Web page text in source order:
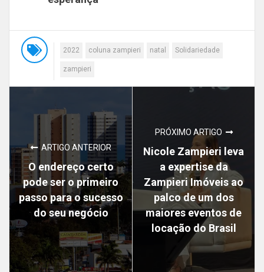
2022 coluna zampieri natal Solidariedade
zampieri
ARTIGO ANTERIOR
O endereço certo
pode ser o primeiro
passo para o sucesso
do seu negócio
PRÓXIMO ARTIGO
Nicole Zampieri leva
a expertise da
Zampieri Imóveis ao
palco de um dos
maiores eventos de
locação do Brasil